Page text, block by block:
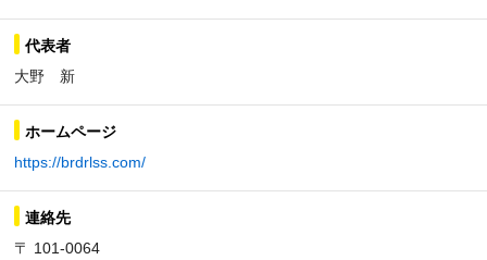
代表者
大野 新
ホームページ
https://brdrlss.com/
連絡先
〒 101-0064